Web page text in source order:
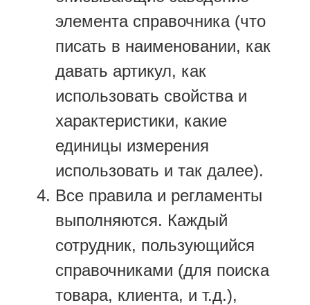
элемента справочника (что
писать в наименовании, как
давать артикул, как
использовать свойства и
характеристики, какие
единицы измерения
использовать и так далее).
Все правила и регламенты
выполняются. Каждый
сотрудник, пользующийся
справочниками (для поиска
товара, клиента, и т.д.),